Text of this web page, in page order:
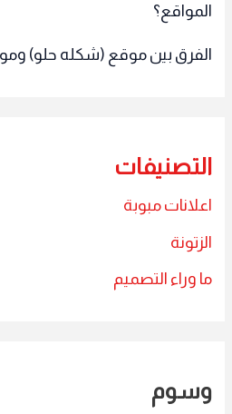
المواقع؟
الفرق بين موقع (شكله حلو)
التصنيفات
اعلانات مبوبة
الزتونة
ما وراء التصميم
وسوم